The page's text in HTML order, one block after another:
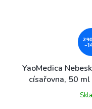
YaoMedica
císařovna, 50 ml